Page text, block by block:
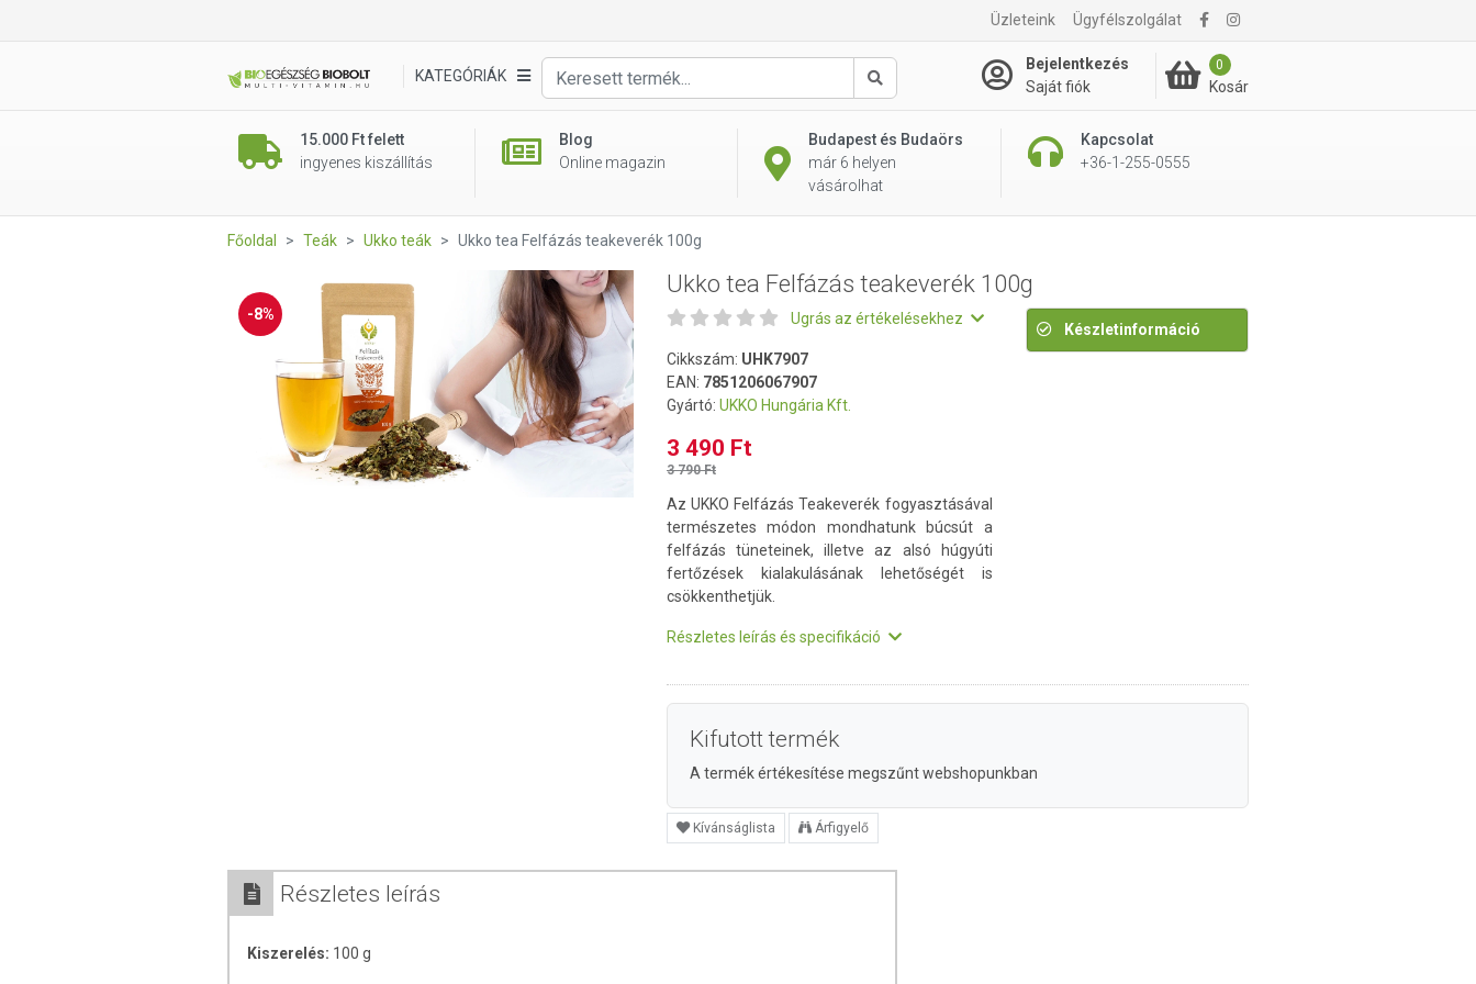
Üzleteink Ügyfélszolgálat
KATEGÓRIÁK
Keresés
Bejelentkezés
Saját fiók
0
Kosár
15.000 Ft felett
ingyenes kiszállítás
Blog
Online magazin
Budapest és Budaörs
már 6 helyen
vásárolhat
Kapcsolat
+36-1-255-0555
3 490 Ft
Főoldal Teák Ukko teák Ukko tea Felfázás teakeverék 100g
-8%
Ukko tea Felfázás teakeverék 100g
Ugrás az értékelésekhez
Cikkszám: UHK7907
EAN: 7851206067907
Gyártó: UKKO Hungária Kft.
3 490 Ft
3 790 Ft
Az UKKO Felfázás Teakeverék fogyasztásával
természetes módon mondhatunk búcsút a
felfázás tüneteinek, illetve az alsó húgyúti
fertőzések kialakulásának lehetőségét is
csökkenthetjük.
Részletes leírás és specifikáció
Készletinformáció
Kifutott termék
A termék értékesítése megszűnt webshopunkban
Kívánságlista Árfigyelő
Részletes leírás
Kiszerelés: 100 g